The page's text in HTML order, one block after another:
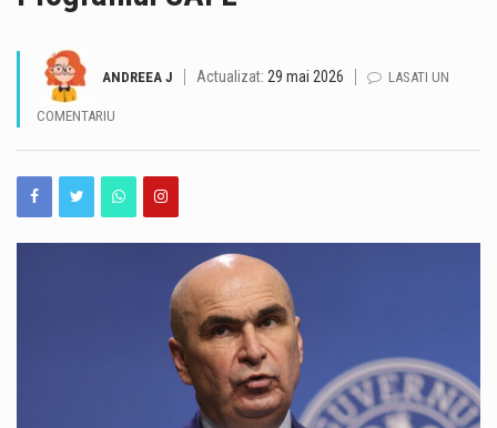
RAJA va sista furnizarea apei potabile în noaptea de 7 spre 8 august 2026, pentru efectuarea unor lucrări de remediere a unei avarii la magistrala de alimentare cu apă cu diametrul de 600 de milimetri, din zona IAS a municipiului Mangalia. Intervenția va avea loc în intervalul 23.00 – 06.00, pe timpul nopții, pentru a limita impactul asupra consumatorilor și turiștilor, în condițiile sezonului estival. Vor fi afectați toți consumatorii din Jupiter, Cap Aurora, Venus și Saturn, precum și cei din zona de nord a municipiului Mangalia, de la intrarea dinspre Constanța până la sensul giratoriu. RAJA precizează că echipele…
ANDREEA J Actualizat: 29 mai 2026 LASATI UN
COMENTARIU